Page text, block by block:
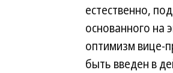
естественно,
основанного на
оптимизм вице-
быть введен в